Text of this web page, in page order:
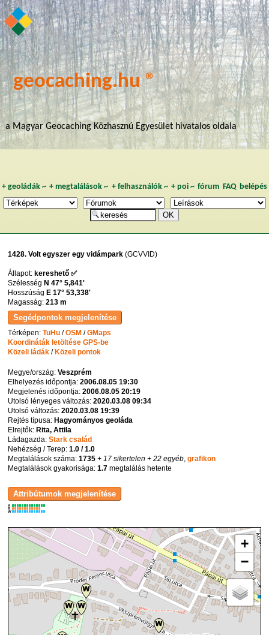
geocaching.hu ®
a Magyar Geocaching Közhasznú Egyesület hivatalos oldala
+ geoládák~ +megtalálások ~ + felhasználók~ + poi~ fórum FAQ belépés
1428. Volt egyszer egy vidámpark (GCVVID)
Állapot:kereshető ✅
SzélességN 47° 5,841'
HosszúságE 17° 53,338'
Magasság:213 m
Térképen:TuHu /OSM /GMaps
Koordináták letöltése GPS-be
Közeli ládák /Közeli pontok
Megye/ország:Veszprém
Elhelyezés időpontja:2006.08.05 19:30
Megjelenés időpontja:2006.08.05 20:19
Utolsó lényeges változás:2020.03.08 09:34
Utolsó változás:2020.03.08 19:39
Rejtés típusa:Hagyományos geoláda
Elrejtők:Rita, Attila
Ládagazda:Stark család
Nehézség / Terep:1.0 / 1.0
Megtalálások száma:1735 + 17 sikertelen + 22 egyéb ,grafikon
Megtalálások gyakorisága:1.7 megtalálás hetente
K
R
W
+
−